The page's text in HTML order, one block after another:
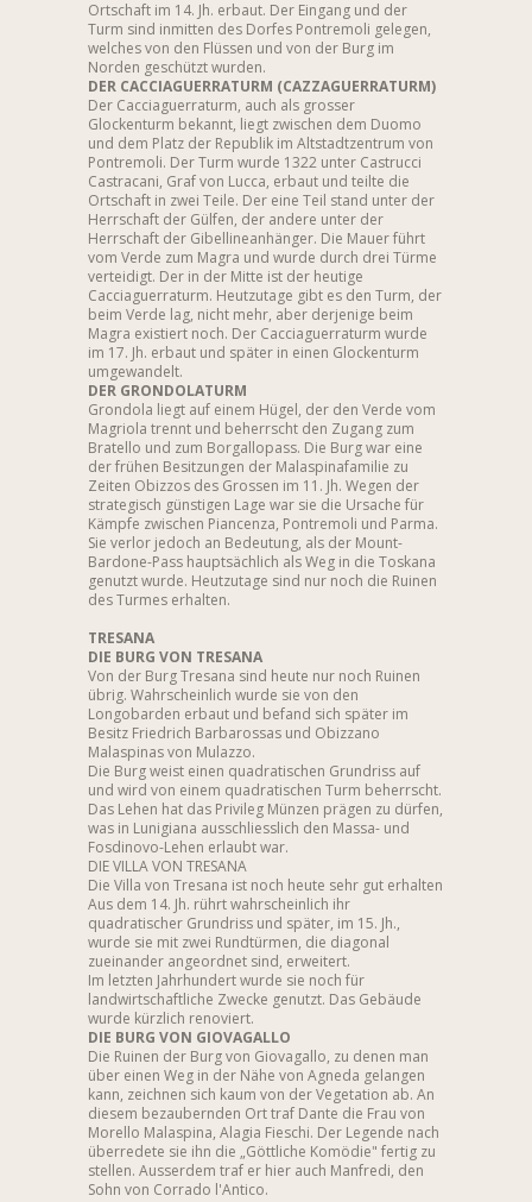
Ortschaft im 14. Jh. erbaut. Der Eingang und der
Turm sind inmitten des Dorfes Pontremoli gelegen,
welches von den Flüssen und von der Burg im
Norden geschützt wurden.
DER CACCIAGUERRATURM (CAZZAGUERRATURM)
Der Cacciaguerraturm, auch als grosser
Glockenturm bekannt, liegt zwischen dem Duomo
und dem Platz der Republik im Altstadtzentrum von
Pontremoli. Der Turm wurde 1322 unter Castrucci
Castracani, Graf von Lucca, erbaut und teilte die
Ortschaft in zwei Teile. Der eine Teil stand unter der
Herrschaft der Gülfen, der andere unter der
Herrschaft der Gibellineanhänger. Die Mauer führt
vom Verde zum Magra und wurde durch drei Türme
verteidigt. Der in der Mitte ist der heutige
Cacciaguerraturm. Heutzutage gibt es den Turm, der
beim Verde lag, nicht mehr, aber derjenige beim
Magra existiert noch. Der Cacciaguerraturm wurde
im 17. Jh. erbaut und später in einen Glockenturm
umgewandelt.
DER GRONDOLATURM
Grondola liegt auf einem Hügel, der den Verde vom
Magriola trennt und beherrscht den Zugang zum
Bratello und zum Borgallopass. Die Burg war eine
der frühen Besitzungen der Malaspinafamilie zu
Zeiten Obizzos des Grossen im 11. Jh. Wegen der
strategisch günstigen Lage war sie die Ursache für
Kämpfe zwischen Piancenza, Pontremoli und Parma.
Sie verlor jedoch an Bedeutung, als der Mount-
Bardone-Pass hauptsächlich als Weg in die Toskana
genutzt wurde. Heutzutage sind nur noch die Ruinen
des Turmes erhalten.
TRESANA
DIE BURG VON TRESANA
Von der Burg Tresana sind heute nur noch Ruinen
übrig. Wahrscheinlich wurde sie von den
Longobarden erbaut und befand sich später im
Besitz Friedrich Barbarossas und Obizzano
Malaspinas von Mulazzo.
Die Burg weist einen quadratischen Grundriss auf
und wird von einem quadratischen Turm beherrscht.
Das Lehen hat das Privileg Münzen prägen zu dürfen,
was in Lunigiana ausschliesslich den Massa- und
Fosdinovo-Lehen erlaubt war.
DIE VILLA VON TRESANA
Die Villa von Tresana ist noch heute sehr gut erhalten
Aus dem 14. Jh. rührt wahrscheinlich ihr
quadratischer Grundriss und später, im 15. Jh.,
wurde sie mit zwei Rundtürmen, die diagonal
zueinander angeordnet sind, erweitert.
Im letzten Jahrhundert wurde sie noch für
landwirtschaftliche Zwecke genutzt. Das Gebäude
wurde kürzlich renoviert.
DIE BURG VON GIOVAGALLO
Die Ruinen der Burg von Giovagallo, zu denen man
über einen Weg in der Nähe von Agneda gelangen
kann, zeichnen sich kaum von der Vegetation ab. An
diesem bezaubernden Ort traf Dante die Frau von
Morello Malaspina, Alagia Fieschi. Der Legende nach
überredete sie ihn die „Göttliche Komödie" fertig zu
stellen. Ausserdem traf er hier auch Manfredi, den
Sohn von Corrado l'Antico.